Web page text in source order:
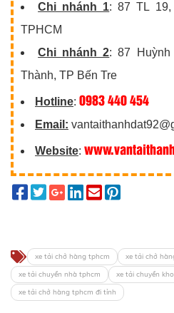
Chi nhánh 1: 87 TL 19,
TPHCM
Chi nhánh 2: 87 Huỳnh
Thành, TP Bến Tre
Hotline: 0983 440 454
Email:
Website:
xe tải chở hàng tphcm xe tải chở
xe tải chuyển nhà tphcm
xe tải chuyển
xe tải chở hàng tphcm đi tỉnh